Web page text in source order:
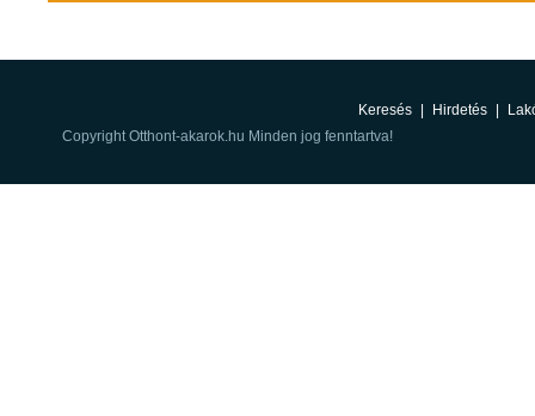
Keresés Hirdetés
Copyright Otthont-akarok.hu Minden jog fenntartva!